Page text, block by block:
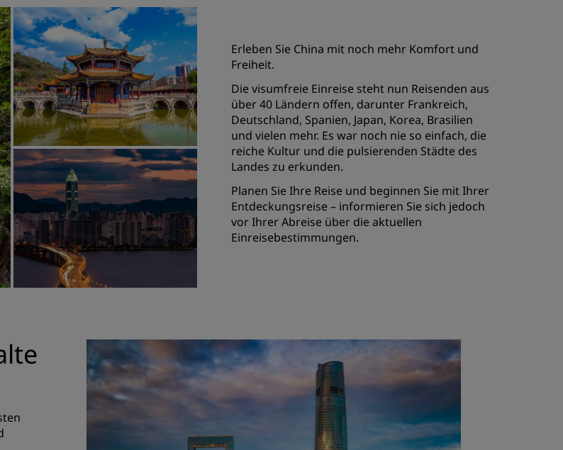
Erleben Sie China mit noch mehr Komfort und
Freiheit.
Die visumfreie Einreise steht nun Reisenden aus
über 40 Ländern offen, darunter Frankreich,
Deutschland, Spanien, Japan, Korea, Brasilien
und vielen mehr. Es war noch nie so einfach, die
reiche Kultur und die pulsierenden Städte des
Landes zu erkunden.
Planen Sie Ihre Reise und beginnen Sie mit Ihrer
Entdeckungsreise – informieren Sie sich jedoch
vor Ihrer Abreise über die aktuellen
Einreisebestimmungen.